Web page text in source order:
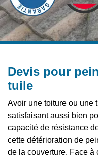
Devis pour
tuile
Avoir une toiture ou une
satisfaisant aussi bien
capacité de résistance
cette détérioration de
de la couverture. Face à